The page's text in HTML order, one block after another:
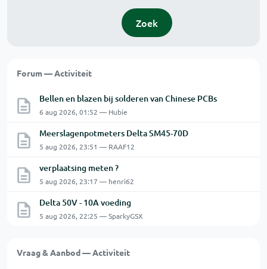
Zoek
Forum — Activiteit
Bellen en blazen bij solderen van Chinese PCBs
6 aug 2026, 01:52 — Hubie
Meerslagenpotmeters Delta SM45-70D
5 aug 2026, 23:51 — RAAF12
verplaatsing meten ?
5 aug 2026, 23:17 — henri62
Delta 50V - 10A voeding
5 aug 2026, 22:25 — SparkyGSX
Vraag & Aanbod — Activiteit